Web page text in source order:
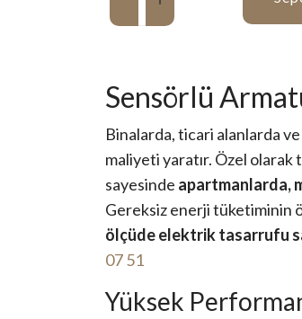
Sensörlü
Binalarda, ticari alanlarda
maliyeti yaratır. Özel olarak
sayesinde apartmanlarda,
Gereksiz enerji tüketiminin
ölçüde elektrik tasarrufu
07 51
Yüksek